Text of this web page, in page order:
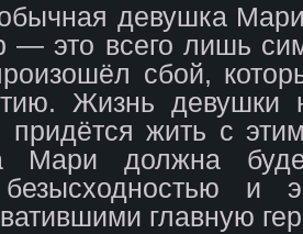
девушка Мари
— это всего лишь
сбой,
Жизнь девушки
жить с
Мари должна
и
главную